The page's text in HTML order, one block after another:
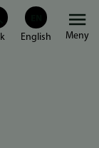
Meny